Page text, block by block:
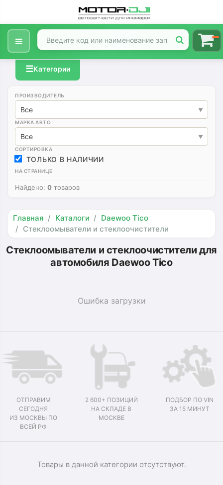
☰Категории
ПРОИЗВОДИТЕЛЬ
Все
МАРКА АВТО
Все
СОРТИРОВКА
ТОЛЬКО В НАЛИЧИИ
НА СТРАНИЦЕ
Найдено: 0 товаров
Главная Каталоги
Daewoo Tico
Стеклоомыватели и стеклоочистители
Стеклоомыватели и стеклоочистители для
автомобиля Daewoo Tico
Ошибка загрузки
ОТПРАВИМ
СЕГОДНЯ
ИЗ МОСКВЫ ПО
ВСЕЙ РФ
2 600+ ПОЗИЦИЙ
НА СКЛАДЕ В
МОСКВЕ
ПОДБОР ПО VIN
ЗА 15 МИНУТ
Товары в данной категории отсутствуют.